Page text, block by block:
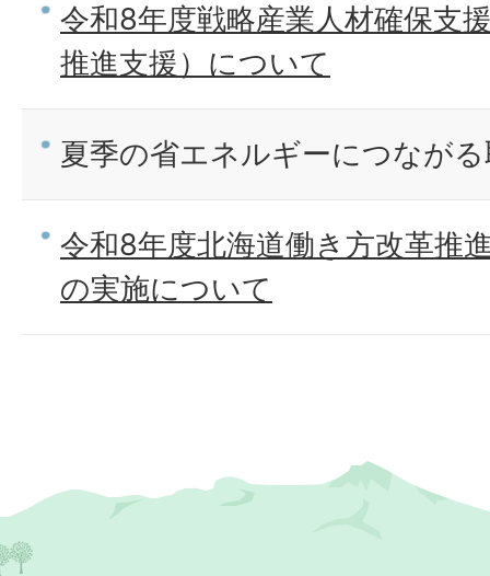
令和8年度戦略産業人材確保支
推進支援）について
夏季の省エネルギーにつなが
令和8年度北海道働き方改革推
の実施について